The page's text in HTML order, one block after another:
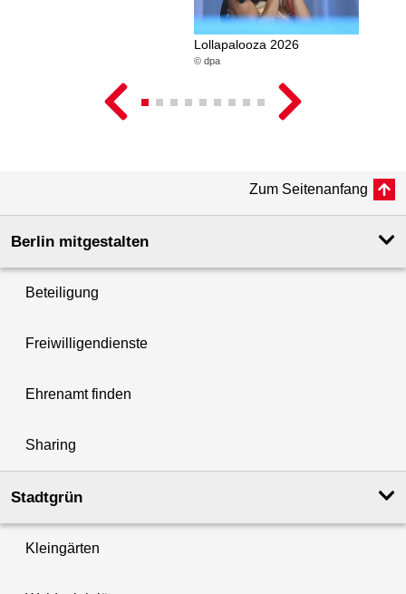
Lollapalooza 2026
© dpa
Zum Seitenanfang
Berlin mitgestalten
Beteiligung
Freiwilligendienste
Ehrenamt finden
Sharing
Stadtgrün
Kleingärten